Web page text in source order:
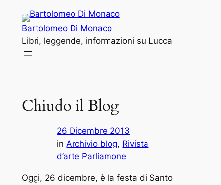
contenuto
Bartolomeo Di Monaco
Libri, leggende, informazioni su Lucca
Chiudo il Blog
26 Dicembre 2013
inArchivio blog, Rivista
d’arte Parliamone
Oggi, 26 dicembre, è la festa di Santo